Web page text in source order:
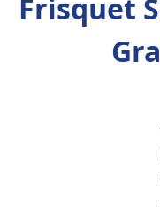
Frisquet